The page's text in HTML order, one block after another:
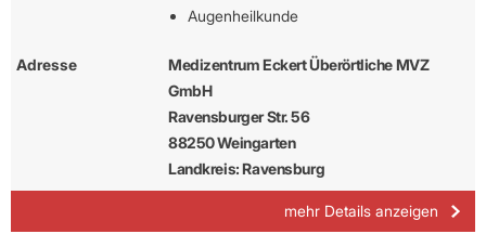
Augenheilkunde
Adresse
Medizentrum Eckert Überörtliche MVZ
GmbH
Ravensburger Str. 56
88250 Weingarten
Landkreis: Ravensburg
mehr Details anzeigen